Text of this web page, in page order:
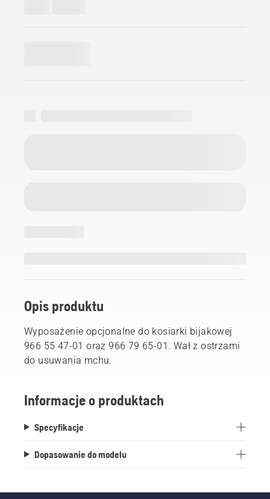
Opis produktu
Wyposażenie opcjonalne do kosiarki bijakowej
966 55 47-01 oraz 966 79 65-01. Wał z ostrzami
do usuwania mchu.
Informacje o produktach
Specyfikacje
Dopasowanie do modelu